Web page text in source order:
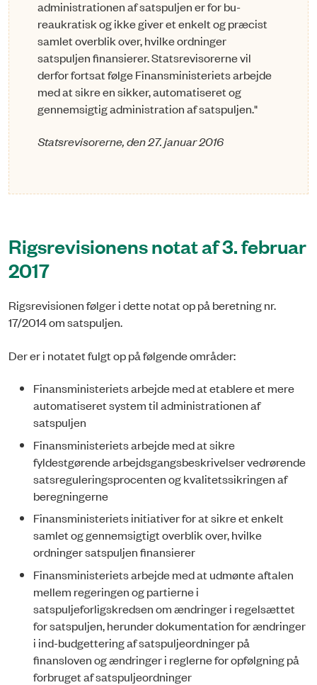
administrationen af satspuljen er for bu-
reaukratisk og ikke giver et enkelt og præcist
samlet overblik over, hvilke ordninger
satspuljen finansierer. Statsrevisorerne vil
derfor fortsat følge Finansministeriets arbejde
med at sikre en sikker, automatiseret og
gennemsigtig administration af satspuljen."
Statsrevisorerne, den 27. januar 2016
Rigsrevisionens notat af 3. februar
2017
Rigsrevisionen følger i dette notat op på beretning nr.
17/2014 om satspuljen.
Der er i notatet fulgt op på følgende områder:
Finansministeriets arbejde med at etablere et mere
automatiseret system til administrationen af
satspuljen
Finansministeriets arbejde med at sikre
fyldestgørende arbejdsgangsbeskrivelser vedrørende
satsreguleringsprocenten og kvalitetssikringen af
beregningerne
Finansministeriets initiativer for at sikre et enkelt
samlet og gennemsigtigt overblik over, hvilke
ordninger satspuljen finansierer
Finansministeriets arbejde med at udmønte aftalen
mellem regeringen og partierne i
satspuljeforligskredsen om ændringer i regelsættet
for satspuljen, herunder dokumentation for ændringer
i ind-budgettering af satspuljeordninger på
finansloven og ændringer i reglerne for opfølgning på
forbruget af satspuljeordninger